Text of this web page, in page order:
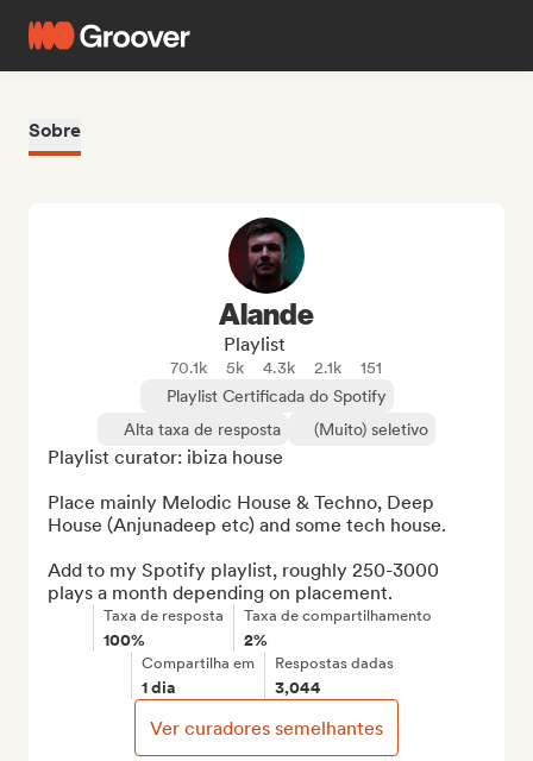
Sobre
Alande
Playlist
70.1k 5k 4.3k 2.1k
151
Playlist Certificada do Spotify
Alta taxa de resposta
(Muito) seletivo
Playlist curator: ibiza house
Place mainly Melodic House & Techno, Deep
House (Anjunadeep etc) and some tech house.
Add to my Spotify playlist, roughly 250-3000
plays a month depending on placement.
Taxa de resposta
100%
Taxa de compartilhamento
2%
Compartilha em
1 dia
Respostas dadas
3,044
Ver curadores semelhantes